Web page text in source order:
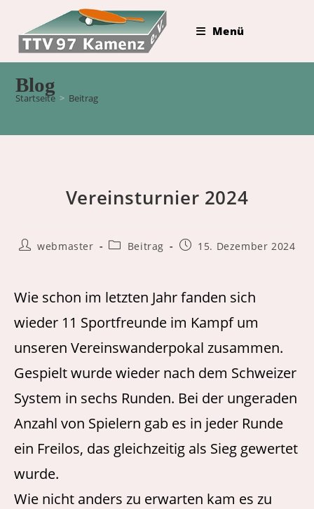
springen
Menü
Blog
Startseite > Beitrag
Vereinsturnier 2024
Beitrags-
webmaster
Beitrags-
Beitrag
Beitrag15. Dezember 2024
Wie schon im letzten Jahr fanden sich
wieder 11 Sportfreunde im Kampf um
unseren Vereinswanderpokal zusammen.
Gespielt wurde wieder nach dem Schweizer
System in sechs Runden. Bei der ungeraden
Anzahl von Spielern gab es in jeder Runde
ein Freilos, das gleichzeitig als Sieg gewertet
wurde.
Wie nicht anders zu erwarten kam es zu